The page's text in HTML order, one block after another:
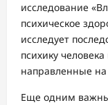
исследование
психическое
исследует
психику
направленные на
Еще одним